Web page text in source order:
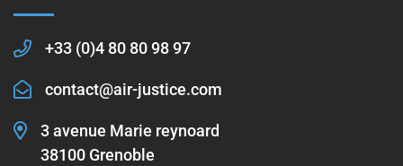
+33 (0)4 80 80 98 97
contact@air-justice.com
3 avenue Marie reynoard
38100 Grenoble